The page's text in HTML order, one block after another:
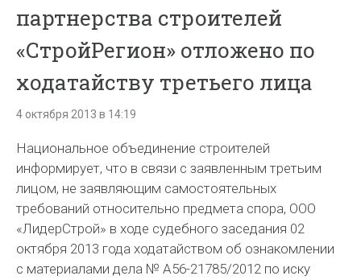
партнерства строителей
«СтройРегион» отложено по
ходатайству третьего лица
4 октября 2013 в 14:19
Национальное объединение строителей
информирует, что в связи с заявленным третьим
лицом, не заявляющим самостоятельных
требований относительно предмета спора, ООО
«ЛидерСтрой» в ходе судебного заседания 02
октября 2013 года ходатайством об ознакомлении
с материалами дела № А56-21785/2012 по иску